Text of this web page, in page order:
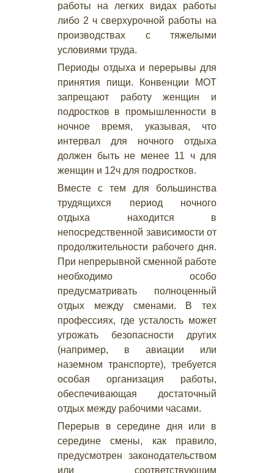
работы на легких видах работы
либо 2 ч сверхурочной работы на
производствах с тяжелыми
условиями труда.
Периоды отдыха и перерывы для
принятия пищи. Конвенции МОТ
запрещают работу женщин и
подростков в промышленности в
ночное время, указывая, что
интервал для ночного отдыха
должен быть не менее 11 ч для
женщин и 12ч для подростков.
Вместе с тем для большинства
трудящихся период ночного
отдыха находится в
непосредственной зависимости от
продолжительности рабочего дня.
При непрерывной сменной работе
необходимо особо
предусматривать полноценный
отдых между сменами. В тех
профессиях, где усталость может
угрожать безопасности других
(например, в авиации или
наземном транспорте), требуется
особая организация работы,
обеспечивающая достаточный
отдых между рабочими часами.
Перерыв в середине дня или в
середине смены, как правило,
предусмотрен законодательством
или соответствующим